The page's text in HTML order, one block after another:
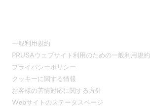
一般利用規約
PRUSAウェブサイト利用のための一般利用規約
プライバシーポリシー
クッキーに関する情報
お客様の苦情対応に関する方針
Webサイトのステータスページ